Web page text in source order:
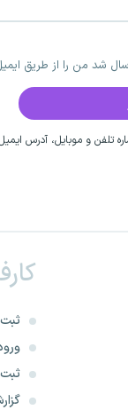
شد من را از طریق
تلفن و موبایل، آدرس
ثبت